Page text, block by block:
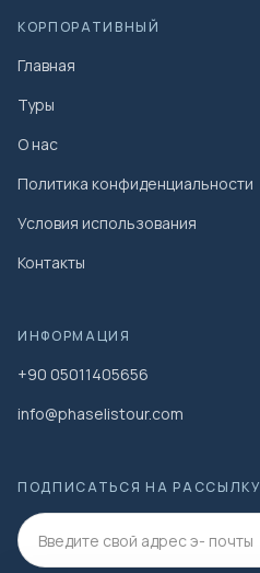
КОРПОРАТИВНЫЙ
Главная
Туры
О нас
Политика конфиденциальности
Условия использования
Контакты
ИНФОРМАЦИЯ
+90 05011405656
info@phaselistour.com
ПОДПИСАТЬСЯ НА РАССЫЛКУ